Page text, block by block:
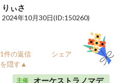
りぃさ
2024年10月30日(ID:150260)
1件の返信
を隠す▲
シェア
主催
オーケストラノマデ